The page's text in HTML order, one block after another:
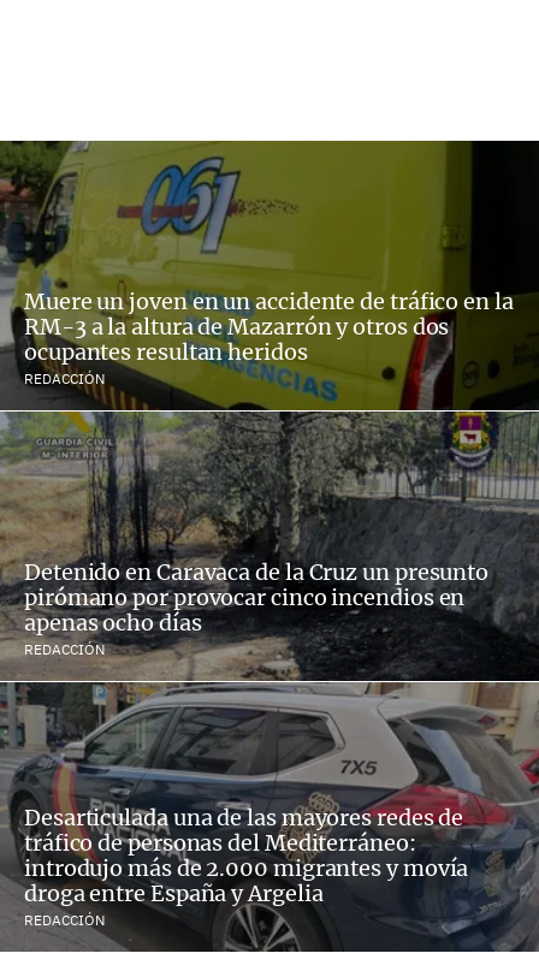
Muere un joven en un accidente de tráfico en la
RM-3 a la altura de Mazarrón y otros dos
ocupantes resultan heridos
REDACCIÓN
Detenido en Caravaca de la Cruz un presunto
pirómano por provocar cinco incendios en
apenas ocho días
REDACCIÓN
Desarticulada una de las mayores redes de
tráfico de personas del Mediterráneo:
introdujo más de 2.000 migrantes y movía
droga entre España y Argelia
REDACCIÓN